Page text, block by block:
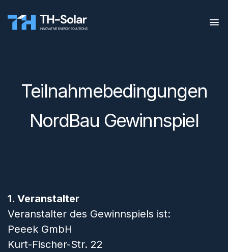
Teilnahmebedingungen
NordBau Gewinnspiel
1. Veranstalter
Veranstalter des Gewinnspiels ist:
Peeek GmbH
Kurt-Fischer-Str. 22